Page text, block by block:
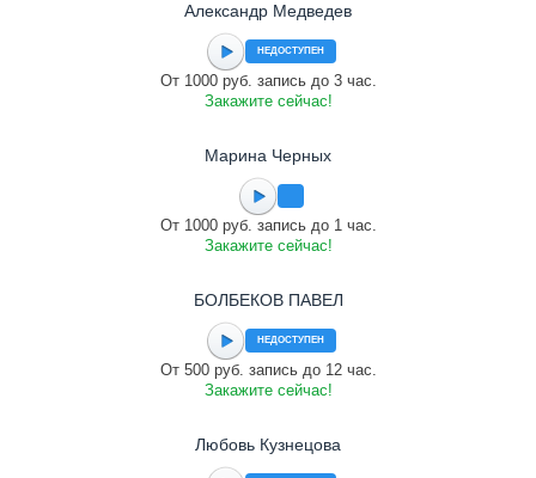
Александр Медведев
НЕДОСТУПЕН
От 1000 руб. запись до 3 час.
Закажите сейчас!
Марина Черных
От 1000 руб. запись до 1 час.
Закажите сейчас!
БОЛБЕКОВ ПАВЕЛ
НЕДОСТУПЕН
От 500 руб. запись до 12 час.
Закажите сейчас!
Любовь Кузнецова